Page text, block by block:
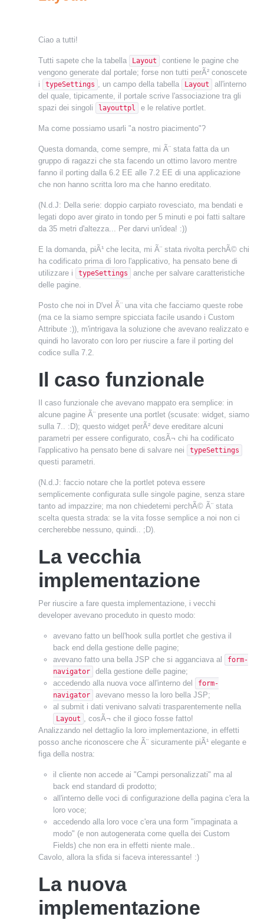
Ciao a tutti!
Tutti sapete che la tabella Layout
contiene le pagine che
vengono generate dal portale; forse non tutti perÃ² conoscete
i
typeSettings , un campo della tabella Layout
all'interno
del quale, tipicamente, il portale scrive l'associazione tra gli
spazi dei singoli
layouttpl e le relative portlet.
Ma come possiamo usarli "a nostro piacimento"?
Questa domanda, come sempre, mi Ã¨ stata fatta da un
gruppo di ragazzi che sta facendo un ottimo lavoro mentre
fanno il porting dalla 6.2 EE alle 7.2 EE di una applicazione
che non hanno scritta loro ma che hanno ereditato.
(N.d.J: Della serie: doppio carpiato rovesciato, ma bendati e
legati dopo aver girato in tondo per 5 minuti e poi fatti saltare
da 35 metri d'altezza... Per darvi un'idea! :))
E la domanda, piÃ¹ che lecita, mi Ã¨ stata rivolta perchÃ© chi
ha codificato prima di loro l'applicativo, ha pensato bene di
utilizzare i
typeSettings
anche per salvare caratteristiche
delle pagine.
Posto che noi in D'vel Ã¨ una vita che facciamo queste robe
(ma ce la siamo sempre spicciata facile usando i Custom
Attribute :)), m'intrigava la soluzione che avevano realizzato e
quindi ho lavorato con loro per riuscire a fare il porting del
codice sulla 7.2.
Il caso funzionale
Il caso funzionale che avevano mappato era semplice: in
alcune pagine Ã¨ presente una portlet (scusate: widget, siamo
sulla 7.. :D); questo widget perÃ² deve ereditare alcuni
parametri per essere configurato, cosÃ¬ chi ha codificato
l'applicativo ha pensato bene di salvare nei
typeSettings
questi parametri.
(N.d.J: faccio notare che la portlet poteva essere
semplicemente configurata sulle singole pagine, senza stare
tanto ad impazzire; ma non chiedetemi perchÃ© Ã¨ stata
scelta questa strada: se la vita fosse semplice a noi non ci
cercherebbe nessuno, quindi.. ;D).
La vecchia
implementazione
Per riuscire a fare questa implementazione, i vecchi
developer avevano proceduto in questo modo:
avevano fatto un bell'hook sulla portlet che gestiva il
back end della gestione delle pagine;
avevano fatto una bella JSP che si agganciava al
form-
navigator
della gestione delle pagine;
accedendo alla nuova voce all'interno del
form-
navigator
avevano messo la loro bella JSP;
al submit i dati venivano salvati trasparentemente nella
Layout , cosÃ¬ che il gioco fosse fatto!
Analizzando nel dettaglio la loro implementazione, in effetti
posso anche riconoscere che Ã¨ sicuramente piÃ¹ elegante e
figa della nostra:
il cliente non accede ai "Campi personalizzati" ma al
back end standard di prodotto;
all'interno delle voci di configurazione della pagina c'era la
loro voce;
accedendo alla loro voce c'era una form "impaginata a
modo" (e non autogenerata come quella dei Custom
Fields) che non era in effetti niente male..
Cavolo, allora la sfida si faceva interessante! :)
La nuova
implementazione